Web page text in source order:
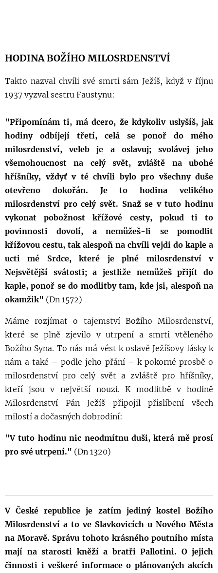
HODINA BOŽÍHO MILOSRDENSTVÍ
Takto nazval chvíli své smrti sám Ježíš, když v říjnu
1937 vyzval sestru Faustynu:
"Připomínám ti, má dcero, že kdykoliv uslyšíš, jak
hodiny odbíjejí třetí, celá se ponoř do mého
milosrdenství, veleb je a oslavuj; svolávej jeho
všemohoucnost na celý svět, zvláště na ubohé
hříšníky, vždyť v té chvíli bylo pro všechny duše
otevřeno dokořán. Je to hodina velikého
milosrdenství pro celý svět. Snaž se v tuto hodinu
vykonat pobožnost křížové cesty, pokud ti to
povinnosti dovolí, a nemůžeš-li se pomodlit
křížovou cestu, tak alespoň na chvíli vejdi do kaple a
ucti mé Srdce, které je plné milosrdenství v
Nejsvětější svátosti; a jestliže nemůžeš přijít do
kaple, ponoř se do modlitby tam, kde jsi, alespoň na
okamžik" (Dn 1572)
Máme rozjímat o tajemství Božího Milosrdenství,
které se plně zjevilo v utrpení a smrti vtěleného
Božího Syna. To nás má vést k oslavě Ježíšovy lásky k
nám a také – podle jeho přání – k pokorné prosbě o
milosrdenství pro celý svět a zvláště pro hříšníky,
kteří jsou v největší nouzi.K modlitbě v hodině
Milosrdenství Pán Ježíš připojil přislíbení všech
milostí a dočasných dobrodiní:
"V tuto hodinu nic neodmítnu duši, která mě prosí
pro své utrpení." (Dn 1320)
V České republice je zatím jediný kostel Božího
Milosrdenství a to ve Slavkovicích u Nového Města
na Moravě. Správu tohoto krásného poutního místa
mají na starosti kněží a bratři Pallotini. O jejich
činnosti i veškeré informace o plánovaných akcích